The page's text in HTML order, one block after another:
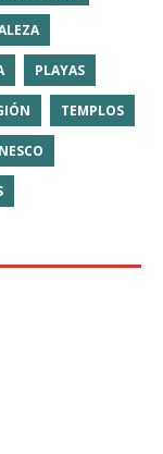
PLAYAS
TEMPLOS